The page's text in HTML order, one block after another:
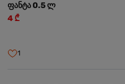
ფანტა 0.5 ლ
4 ₾
1